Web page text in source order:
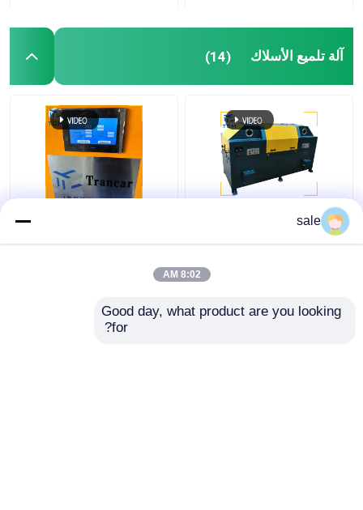
آلة تلميع الأسلاك (14)
سلك الفولاذ المعدني
sale
8:02 AM
Good day, what product are you looking
for?